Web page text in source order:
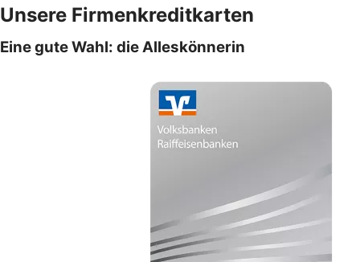
Unsere Firmenkreditkarten
Eine gute Wahl: die Alleskönnerin